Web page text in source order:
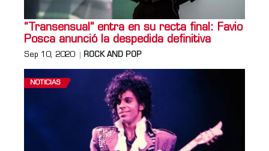
“Transensual” entra en su recta final: Favio
Posca anunció la despedida definitiva
Sep 10, 2020 ROCK AND POP
NOTICIAS